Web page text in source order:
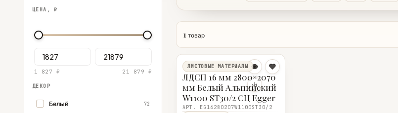
ЦЕНА, ₽
1 827 ₽ 21 879 ₽
ДЕКОР
Белый 72
1 товар
ЛИСТОВЫЕ МАТЕРИАЛЫ
ЛДСП 16 мм 2800×2070
мм Белый Альпийский
W1100 ST30/2 СЦ Egger
АРТ. EG16280207W1100ST30/2